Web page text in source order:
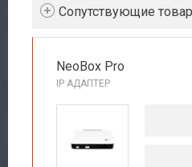
Cопутствующие
NeoBox Pro
IP АДАПТЕР